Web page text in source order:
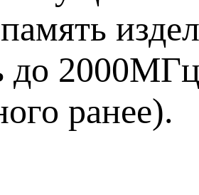
до
ранее).